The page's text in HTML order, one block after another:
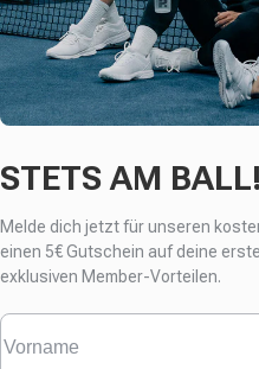
STETS AM BALL!
Melde dich jetzt für unseren
einen 5€ Gutschein auf deine
exklusiven Member-Vorteilen.